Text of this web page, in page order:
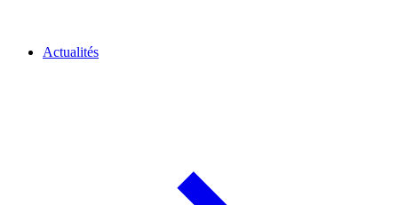
Actualités